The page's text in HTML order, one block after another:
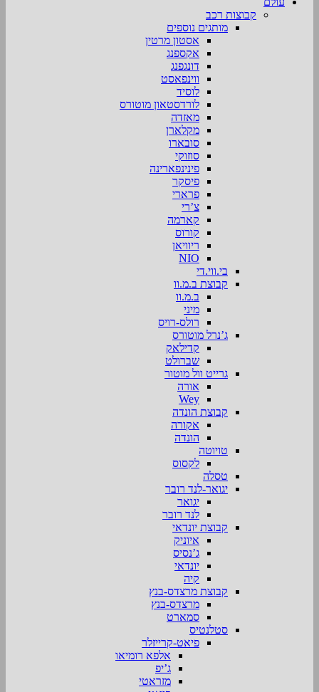
קבוצות רכב
מותגים נוספים
אסטון מרטין
אקספנג
דונגפנג
ווינפאסט
לוסיד
לורדסטאון מוטורס
מאזדה
מקלארן
סובארו
סוזוקי
פינינפארינה
פיסקר
פרארי
צ’רי
קארמה
קורוס
ריוויאן
NIO
בי.ווי.די
קבוצת ב.מ.וו
ב.מ.וו
מיני
רולס-רויס
ג’נרל מוטורס
קדילאק
שברולט
גרייט וול מוטור
אורה
Wey
קבוצת הונדה
אקורה
הונדה
טויוטה
לקסוס
טסלה
יגואר-לנד רובר
יגואר
לנד רובר
קבוצת יונדאי
איוניק
ג’נסיס
יונדאי
קיה
קבוצת מרצדס-בנץ
מרצדס-בנץ
סמארט
סטלנטיס
פיאט-קרייזלר
אלפא רומיאו
ג’יפ
מזראטי